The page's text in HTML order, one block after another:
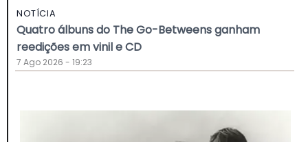
NOTÍCIA
Quatro álbuns do The Go-Betweens ganham
reedições em vinil e CD
7 Ago 2026 - 19:23